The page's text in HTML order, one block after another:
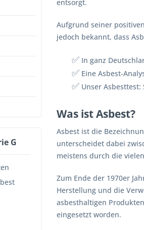
G
entsorgt.
Aufgrund seiner
jedoch bekannt, dass
✅ In ganz
✅ Eine Asbest-
✅ Unser
Was ist Asbest?
Asbest ist die
unterscheidet dabei
meistens durch die
Zum Ende der 1970er
Herstellung und die
asbesthaltigen
eingesetzt worden.